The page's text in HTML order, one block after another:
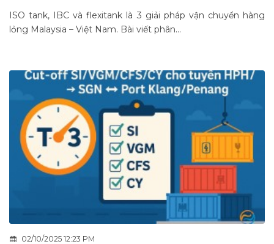
ISO tank, IBC và flexitank là 3 giải pháp vận chuyển hàng
lỏng Malaysia – Việt Nam. Bài viết phân...
02/10/2025 12:23 PM